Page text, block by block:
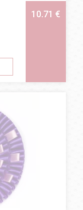
10.71 €